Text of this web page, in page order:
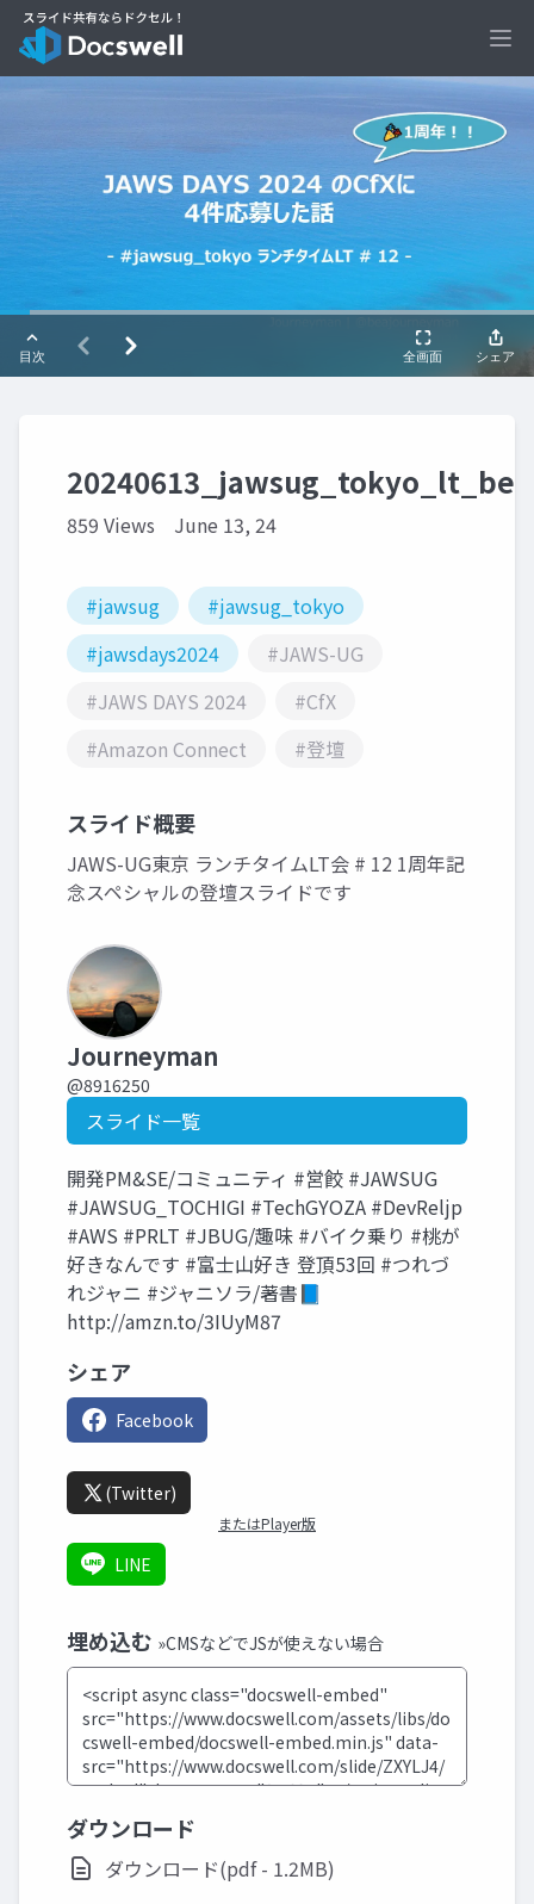
859 Views June 13, 24
#jawsug
#jawsug_tokyo
#jawsdays2024
#JAWS-UG
#JAWS DAYS 2024
#CfX
#Amazon Connect
#登壇
スライド概要
JAWS-UG東京 ランチタイムLT会 # 12 1周年記
念スペシャルの登壇スライドです
Journeyman
@8916250
スライド一覧
開発PM&SE/コミュニティ #営餃 #JAWSUG
#JAWSUG_TOCHIGI #TechGYOZA #DevReljp
#AWS #PRLT #JBUG/趣味 #バイク乗り #桃が
好きなんです #富士山好き 登頂53回 #つれづ
れジャニ #ジャニソラ/著書📘
http://amzn.to/3IUyM87
シェア
Facebook
(Twitter)
またはPlayer版
LINE
埋め込む »CMSなどでJSが使えない場合
ダウンロード
ダウンロード(pdf - 1.2MB)